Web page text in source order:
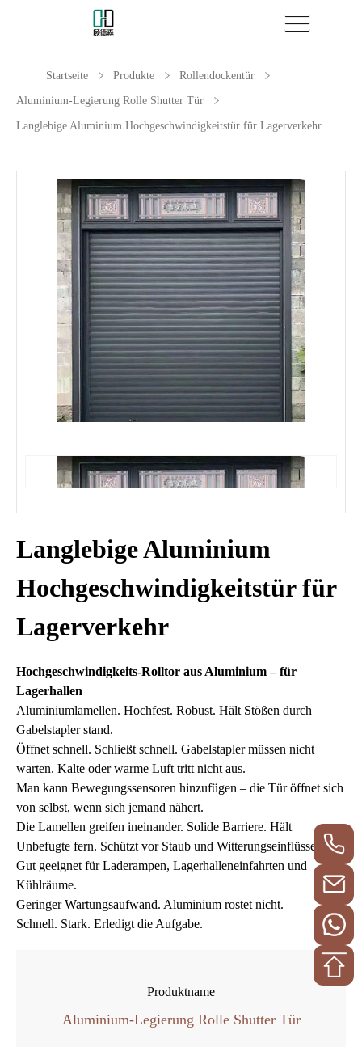
Startseite Produkte Rollendockentür
Aluminium-Legierung Rolle Shutter Tür
Langlebige Aluminium Hochgeschwindigkeitstür für Lagerverkehr
Langlebige Aluminium
Hochgeschwindigkeitstür für
Lagerverkehr
Hochgeschwindigkeits-Rolltor aus Aluminium – für
Lagerhallen
Aluminiumlamellen. Hochfest. Robust. Hält Stößen durch
Gabelstapler stand.
Öffnet schnell. Schließt schnell. Gabelstapler müssen nicht
warten. Kalte oder warme Luft tritt nicht aus.
Man kann Bewegungssensoren hinzufügen – die Tür öffnet sich
von selbst, wenn sich jemand nähert.
Die Lamellen greifen ineinander. Solide Barriere. Hält
Unbefugte fern. Schützt vor Staub und Witterungseinflüssen.
Gut geeignet für Laderampen, Lagerhalleneinfahrten und
Kühlräume.
Geringer Wartungsaufwand. Aluminium rostet nicht.
Schnell. Stark. Erledigt die Aufgabe.
Produktname
Aluminium-Legierung Rolle Shutter Tür